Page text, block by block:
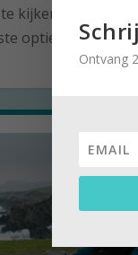
kijken, maar naar
optie is namelijk
Ontvang